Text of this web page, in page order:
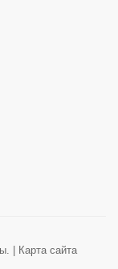
| Карта сайта